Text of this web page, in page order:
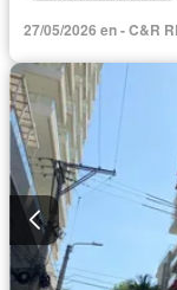
27/05/2026 en - C&R